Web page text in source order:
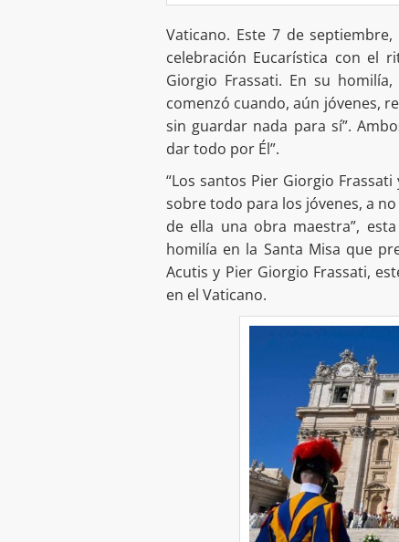
Vaticano. Este 7 de
celebración Eucarística con el
Giorgio Frassati. En su
comenzó cuando, aún jóvenes,
sin guardar nada para sí”.
dar todo por Él”.
“Los santos Pier Giorgio
sobre todo para los jóvenes, a
de ella una obra maestra”,
homilía en la Santa Misa que
Acutis y Pier Giorgio Frassati,
en el Vaticano.